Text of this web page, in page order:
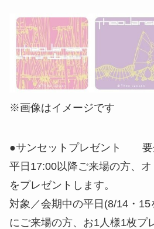
※画像はイメージです
●サンセットプレゼント 要
平日17:00以降ご来場の方、
をプレゼントします。
対象／会期中の平日(8/14・
にご来場の方、お1人様1枚プ